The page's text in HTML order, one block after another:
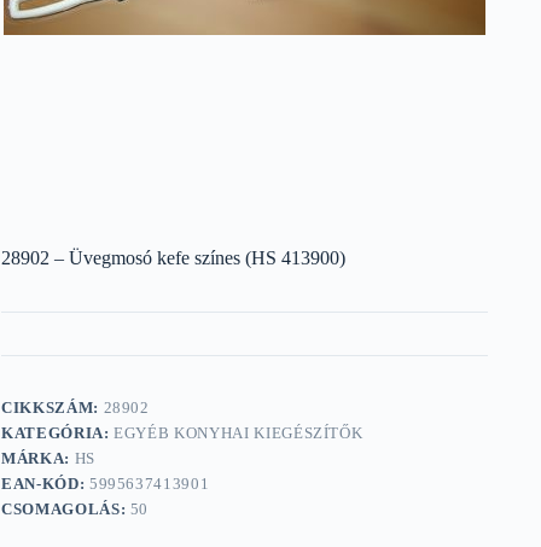
28902 – Üvegmosó kefe színes (HS 413900)
CIKKSZÁM: 28902
KATEGÓRIA:EGYÉB KONYHAI KIEGÉSZÍTŐK
MÁRKA: HS
EAN-KÓD: 5995637413901
CSOMAGOLÁS: 50